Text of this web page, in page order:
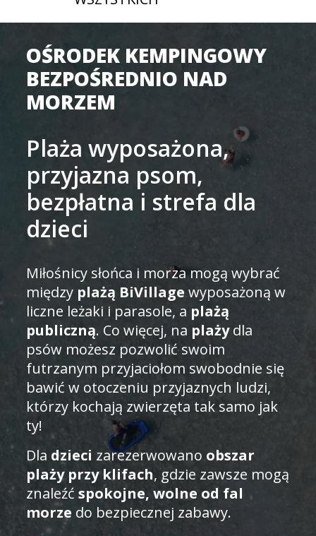
OŚRODEK KEMPINGOWY
BEZPOŚREDNIO NAD
MORZEM
Plaża wyposażona,
przyjazna psom,
bezpłatna i strefa dla
dzieci
Miłośnicy słońca i morza mogą wybrać
między plażą BiVillagewyposażoną w
liczne leżaki i parasole, a plażą
publiczną. Co więcej, na plażydla
psów możesz pozwolić swoim
futrzanym przyjaciołom swobodnie się
bawić w otoczeniu przyjaznych ludzi,
którzy kochają zwierzęta tak samo jak
ty!
Dla dzieci zarezerwowano obszar
plaży przy klifach, gdzie zawsze mogą
znaleźćspokojne, wolne od fal
morze do bezpiecznej zabawy.